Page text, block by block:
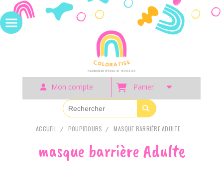
Mon compte Panier
ACCUEIL POUPIDOURS MASQUE BARRIÈRE ADULTE
masque barrière Adulte
Panneau de gestion des cookies